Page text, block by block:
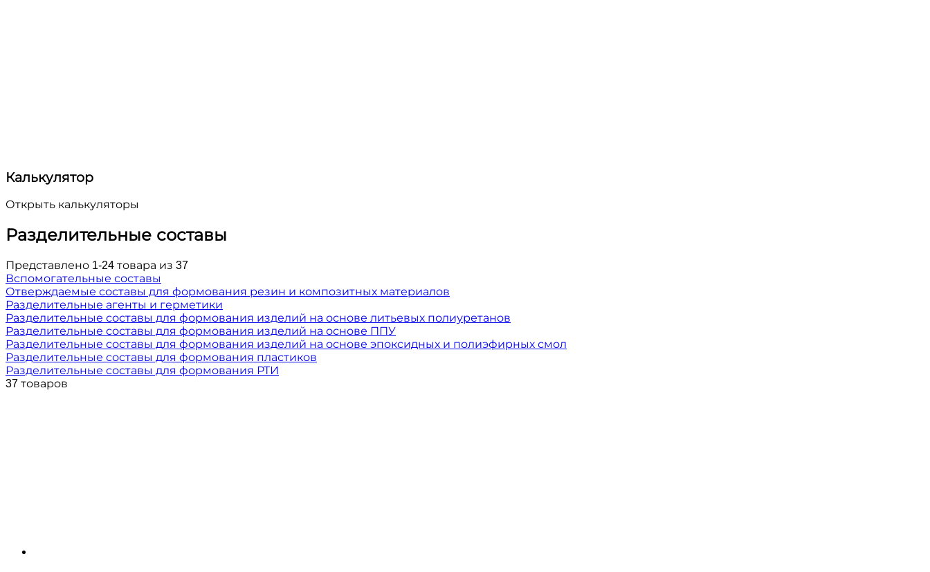
Калькулятор
Открыть калькуляторы
Разделительные составы
Представлено 1-24 товара из 37
Вспомогательные составы
Отверждаемые составы для формования резин и композитных материалов
Разделительные агенты и герметики
Разделительные составы для формования изделий на основе литьевых полиуретанов
Разделительные составы для формования изделий на основе ППУ
Разделительные составы для формования изделий на основе эпоксидных и полиэфирных смол
Разделительные составы для формования пластиков
Разделительные составы для формования РТИ
37 товаров